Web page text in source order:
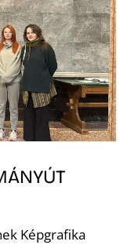
Képgrafika